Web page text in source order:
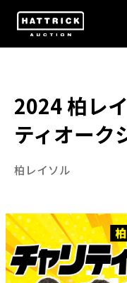
2024 柏レ
ティオーク
柏レイソル